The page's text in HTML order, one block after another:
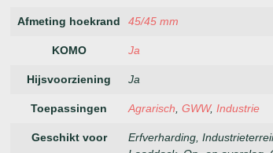
Afmeting hoekrand 45/45 mm
KOMO Ja
Hijsvoorziening Ja
Toepassingen Agrarisch, GWW, Industrie
Geschikt voor
Erfverharding,